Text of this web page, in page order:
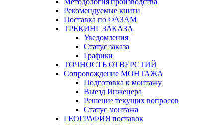
Методология производства
Рекомендуемые книги
Поставка по ФАЗАМ
ТРЕКИНГ ЗАКАЗА
Уведомления
Статус заказа
Графики
ТОЧНОСТЬ ОТВЕРСТИЙ
Сопровождение МОНТАЖА
Подготовка к монтажу
Выезд Инженера
Решение текущих вопросов
Статус монтажа
ГЕОГРАФИЯ поставок